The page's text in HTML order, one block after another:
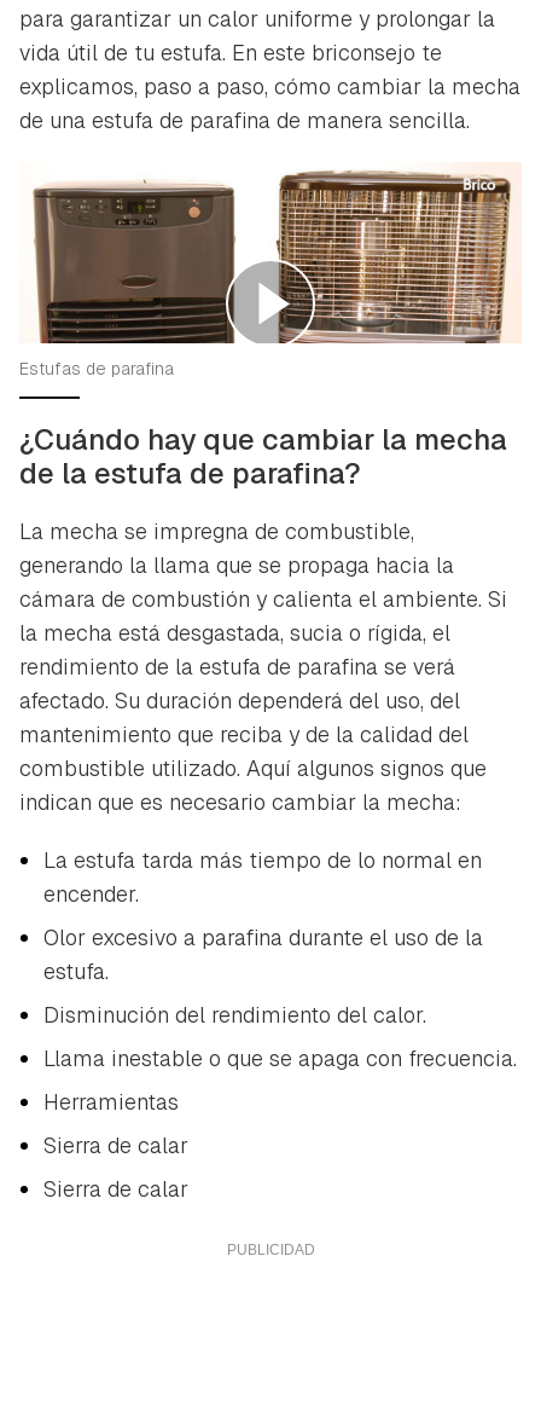
para garantizar un calor uniforme y prolongar la
vida útil de tu estufa. En este briconsejo te
explicamos, paso a paso, cómo cambiar la mecha
de una estufa de parafina de manera sencilla.
Estufas de parafina
¿Cuándo hay que cambiar la mecha
de la estufa de parafina?
La mecha se impregna de combustible,
generando la llama que se propaga hacia la
cámara de combustión y calienta el ambiente. Si
la mecha está desgastada, sucia o rígida, el
rendimiento de la estufa de parafina se verá
afectado. Su duración dependerá del uso, del
mantenimiento que reciba y de la calidad del
combustible utilizado. Aquí algunos signos que
indican que es necesario cambiar la mecha:
La estufa tarda más tiempo de lo normal en
encender.
Olor excesivo a parafina durante el uso de la
estufa.
Disminución del rendimiento del calor.
Llama inestable o que se apaga con frecuencia.
Herramientas
Sierra de calar
Sierra de calar